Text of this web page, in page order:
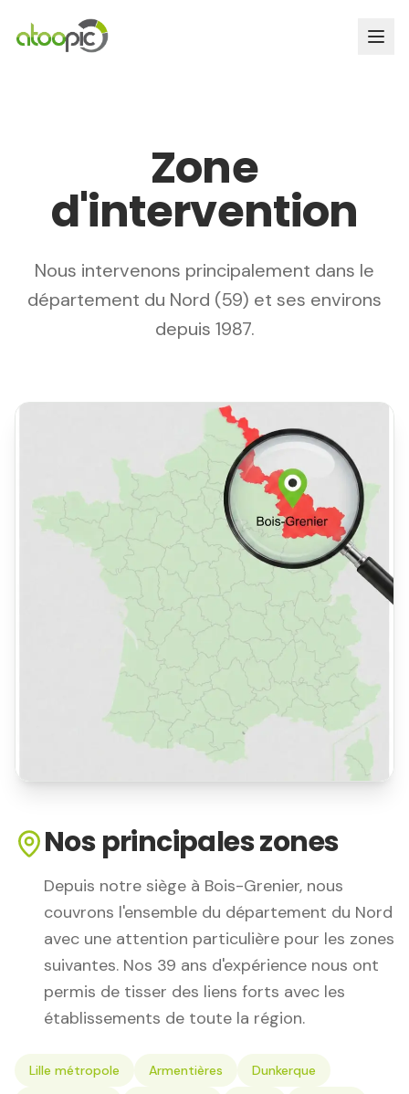
Zone
d'intervention
Nous intervenons principalement dans le
département du Nord (59) et ses environs
depuis 1987.
Nos principales zones
Depuis notre siège à Bois-Grenier, nous
couvrons l'ensemble du département du Nord
avec une attention particulière pour les zones
suivantes. Nos 39 ans d'expérience nous ont
permis de tisser des liens forts avec les
établissements de toute la région.
Lille métropole Armentières
Dunkerque